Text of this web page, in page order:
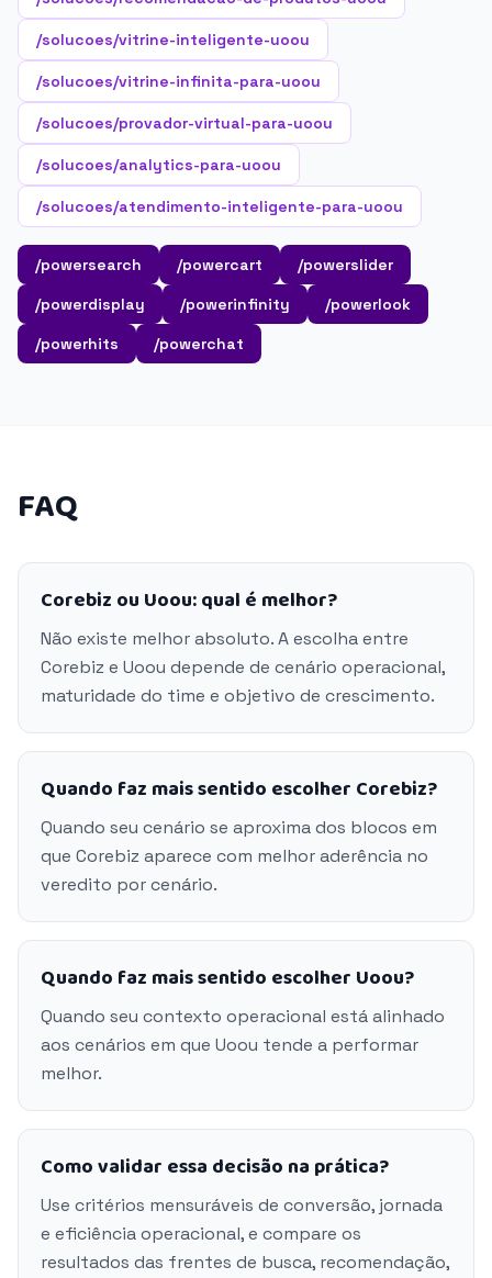
/solucoes/vitrine-inteligente-uoou
/solucoes/vitrine-infinita-para-uoou
/solucoes/provador-virtual-para-uoou
/solucoes/analytics-para-uoou
/solucoes/atendimento-inteligente-para-uoou
/powersearch /powercart
/powerslider
/powerdisplay
/powerinfinity
/powerlook
/powerhits
/powerchat
FAQ
Corebiz ou Uoou: qual é melhor?
Não existe melhor absoluto. A escolha entre
Corebiz e Uoou depende de cenário operacional,
maturidade do time e objetivo de crescimento.
Quando faz mais sentido escolher Corebiz?
Quando seu cenário se aproxima dos blocos em
que Corebiz aparece com melhor aderência no
veredito por cenário.
Quando faz mais sentido escolher Uoou?
Quando seu contexto operacional está alinhado
aos cenários em que Uoou tende a performar
melhor.
Como validar essa decisão na prática?
Use critérios mensuráveis de conversão, jornada
e eficiência operacional, e compare os
resultados das frentes de busca, recomendação,